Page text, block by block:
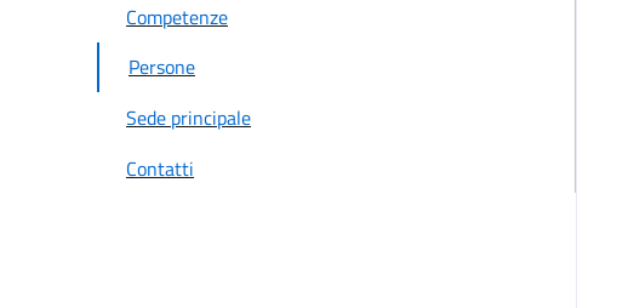
Competenze
Persone
Sede principale
Contatti